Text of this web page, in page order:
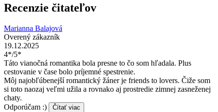
Recenzie čitateľov
Marianna Balajová
Overený zákazník
19.12.2025
4*/5*
Táto vianočná romantika bola presne to čo som hľadala. Plus
cestovanie v čase bolo príjemné spestrenie.
Môj najobľúbenejší romantický žáner je friends to lovers. Čiže som
si toto naozaj veľmi užila a rovnako aj prostredie zimnej zasneženej
chaty.
Odporúčam :)
Čítať viac